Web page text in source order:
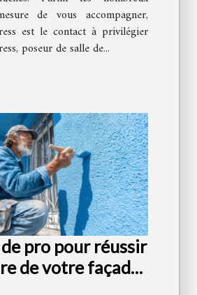
de vous accompagner,
est le contact à privilégier
poseur de salle de...
pro pour réussir
de votre façade